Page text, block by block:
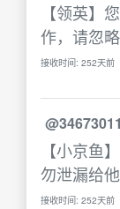
【领英】
作，请忽
接收时间: 252天前
【小京鱼
勿泄漏给
接收时间: 252天前